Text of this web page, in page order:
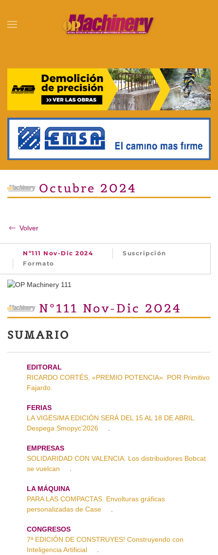
Skip to main content
Octubre 2024
Volver
Nº111 Nov-Dic 2024
Suscripción
Formato
Nº111 Nov-Dic 2024
SUMARIO
EDITORAL
RICARDO CORTÉS, «PREMIO POTENCIA». POR Primitivo
Fajardo.
FERIAS
LA VIGÉSIMA EDICIÓN SERÁ DEL 15 AL 18 DE ABRIL.
Despega Smopyc’2026
EMPRESAS
SOLIDARIDAD CON VALENCIA. Los distribuidores Bobcat
se vuelcan
LA MÁQUINA
PARA LAS COMPACTAS. Envolturas gráficas
personalizadas de Case
CONGRESOS
7ª EDICIÓN DE CONSTRUYES! Construyendo con
Inteligencia Artificial